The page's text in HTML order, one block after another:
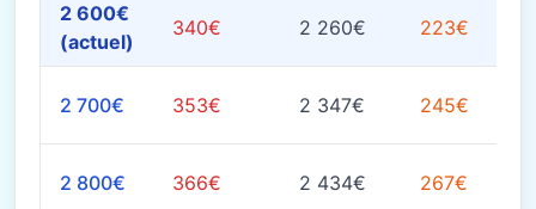
2 600€
(actuel)
340€ 2 260€ 223€
2 700€ 353€ 2 347€ 245€
2 800€ 366€ 2 434€ 267€